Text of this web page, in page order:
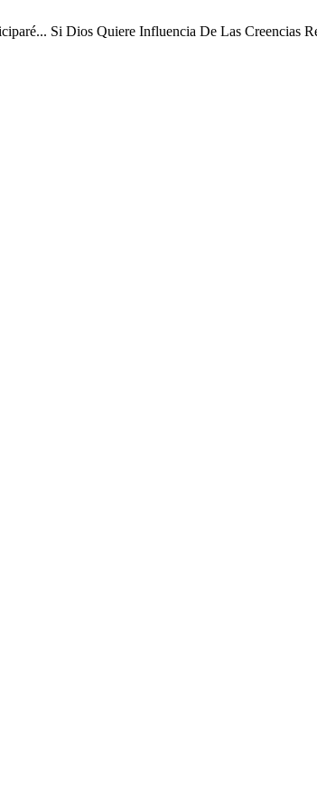
Si Dios Quiere Influencia De Las Creencias